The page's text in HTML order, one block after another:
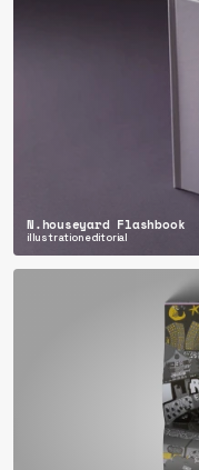
N.houseyard Flashbook
illustrationeditorial